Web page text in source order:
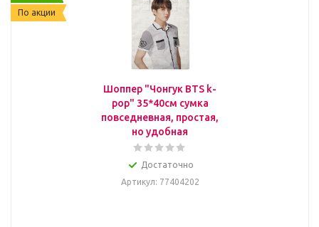
По акции
Шоппер "Чонгук BTS k-
pop" 35*40см сумка
повседневная, простая,
но удобная
Достаточно
Артикул: 77404202